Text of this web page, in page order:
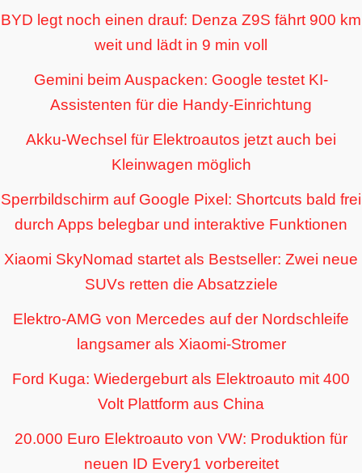
BYD legt noch einen drauf: Denza Z9S fährt 900 km
weit und lädt in 9 min voll
Gemini beim Auspacken: Google testet KI-
Assistenten für die Handy-Einrichtung
Akku-Wechsel für Elektroautos jetzt auch bei
Kleinwagen möglich
Sperrbildschirm auf Google Pixel: Shortcuts bald frei
durch Apps belegbar und interaktive Funktionen
Xiaomi SkyNomad startet als Bestseller: Zwei neue
SUVs retten die Absatzziele
Elektro-AMG von Mercedes auf der Nordschleife
langsamer als Xiaomi-Stromer
Ford Kuga: Wiedergeburt als Elektroauto mit 400
Volt Plattform aus China
20.000 Euro Elektroauto von VW: Produktion für
neuen ID Every1 vorbereitet